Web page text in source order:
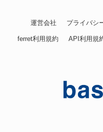
運営会社 プライバシ
ferret利用規約 API利用規